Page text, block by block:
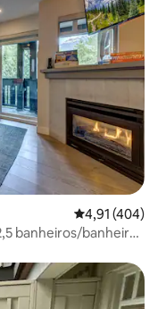
4,91 de uma
4,91 (404)
banheiros/banheira